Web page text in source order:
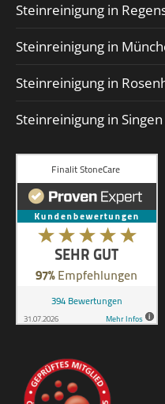
Steinreinigung in
Steinreinigung in
Steinreinigung in
Steinreinigung in